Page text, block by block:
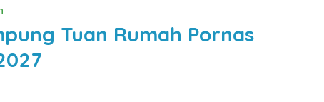
Tuan Rumah Pornas